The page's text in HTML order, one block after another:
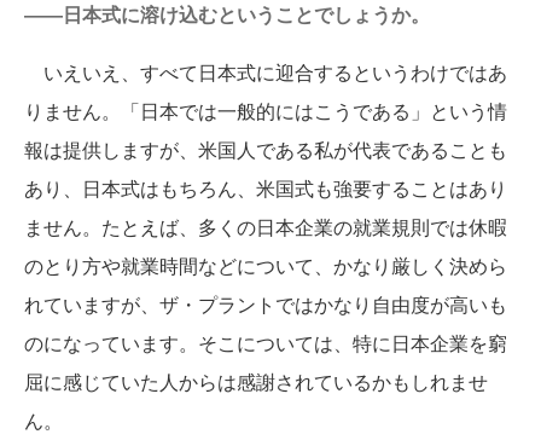
――日本式に溶け込むということでしょうか。
いえいえ、すべて日本式に迎合するというわけではあ
りません。「日本では一般的にはこうである」という情
報は提供しますが、米国人である私が代表であることも
あり、日本式はもちろん、米国式も強要することはあり
ません。たとえば、多くの日本企業の就業規則では休暇
のとり方や就業時間などについて、かなり厳しく決めら
れていますが、ザ・プラントではかなり自由度が高いも
のになっています。そこについては、特に日本企業を窮
屈に感じていた人からは感謝されているかもしれませ
ん。